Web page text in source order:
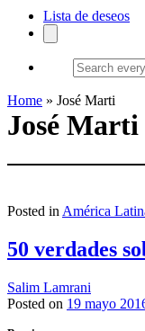
Lista de deseos
Search
everything...
Home » José Marti
José Marti
Posted in América
50 verdades
Salim Lamrani
Posted on 19 mayo